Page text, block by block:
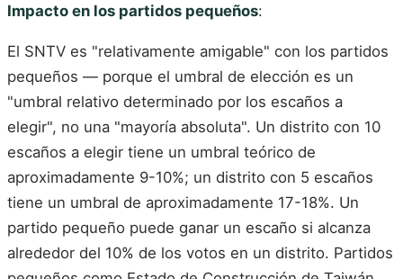
Impacto en los partidos pequeños:
El SNTV es "relativamente amigable" con los partidos
pequeños — porque el umbral de elección es un
"umbral relativo determinado por los escaños a
elegir", no una "mayoría absoluta". Un distrito con 10
escaños a elegir tiene un umbral teórico de
aproximadamente 9-10%; un distrito con 5 escaños
tiene un umbral de aproximadamente 17-18%. Un
partido pequeño puede ganar un escaño si alcanza
alrededor del 10% de los votos en un distrito. Partidos